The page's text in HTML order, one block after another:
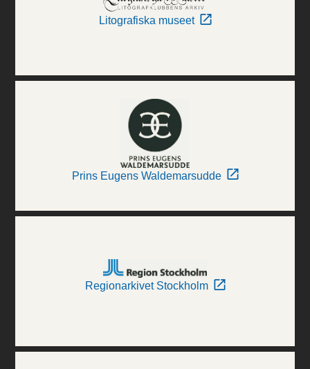
Litografiska museet
Prins Eugens Waldemarsudde
Regionarkivet Stockholm